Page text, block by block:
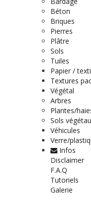
Béton
Briques
Pierres
Plâtre
Sols
Tuiles
Papier /
Textures
Végétal
Arbres
Plantes/
Sols
Véhicules
Verre/
Infos
Disclaimer
F.A.Q
Tutoriels
Galerie